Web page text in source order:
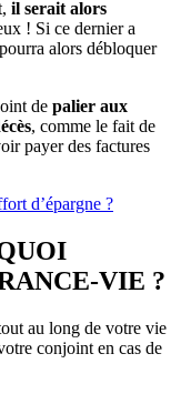
il serait alors
! Si ce dernier a
alors débloquer
de palier aux
, comme le fait de
payer des factures
d’épargne ?
VIE ?
au long de votre vie
conjoint en cas de